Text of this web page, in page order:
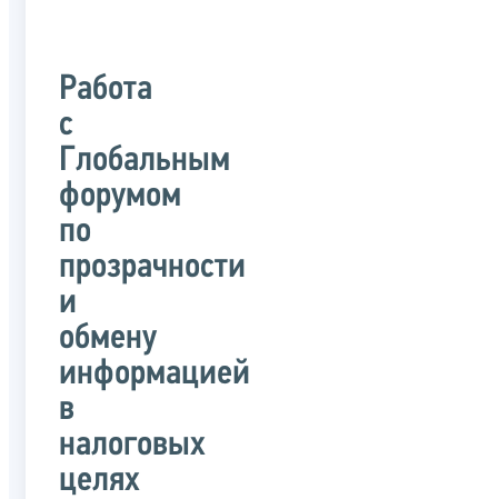
Работа
с
Глобальным
форумом
по
прозрачности
и
обмену
информацией
в
налоговых
целях